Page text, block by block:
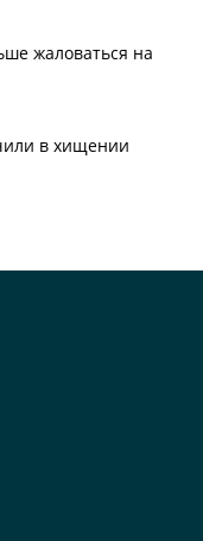
жаловаться на
в хищении